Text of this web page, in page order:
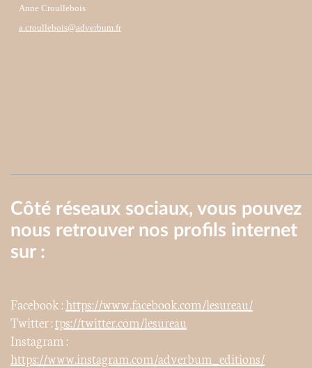
Anne Croullebois
a.croullebois@adverbum.fr
Côté réseaux sociaux, vous pouvez
nous retrouver nos profils internet
sur :
Facebook :https://www.facebook.com/lesureau/
Twitter :tps://twitter.com/lesureau
Instagram :
https://www.instagram.com/adverbum_editions/